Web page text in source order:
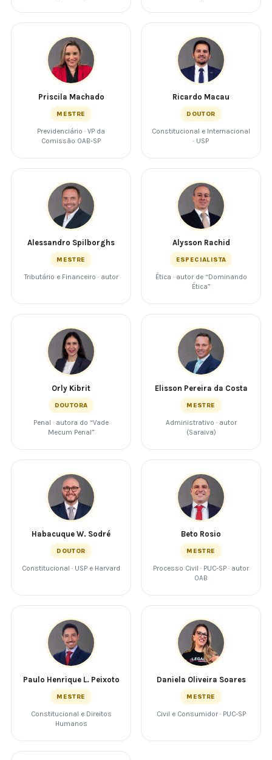
Priscila Machado
MESTRE
Previdenciário · VP da
Comissão OAB-SP
Ricardo Macau
DOUTOR
Constitucional e Internacional
· USP
Alessandro Spilborghs
MESTRE
Tributário e Financeiro · autor
Alysson Rachid
ESPECIALISTA
Ética · autor de “Dominando
Ética”
Orly Kibrit
DOUTORA
Penal · autora do “Vade
Mecum Penal”
Elisson Pereira da Costa
MESTRE
Administrativo · autor
(Saraiva)
Habacuque W. Sodré
DOUTOR
Constitucional · USP e Harvard
Beto Rosio
MESTRE
Processo Civil · PUC-SP · autor
OAB
Paulo Henrique L. Peixoto
MESTRE
Constitucional e Direitos
Humanos
Daniela Oliveira Soares
MESTRE
Civil e Consumidor · PUC-SP